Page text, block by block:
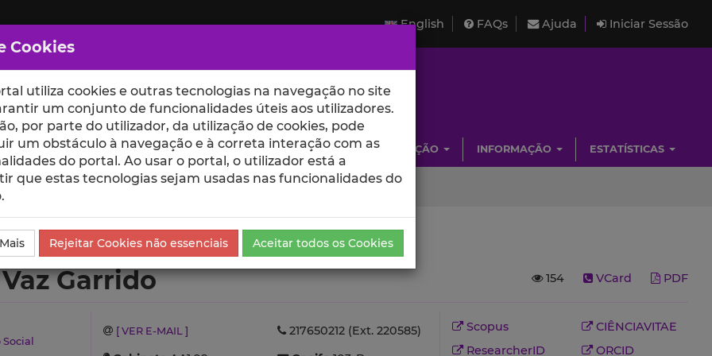
English FAQs Ajuda Iniciar Sessão
ESCOLAS UNIDADES INVESTIGAÇÃO INFORMAÇÃO ESTATÍSTICAS
Projetos de Investigação
154 VCard PDF
Garrido
[ VER E-MAIL ]
217650212 (Ext. 220585)
Scopus
CIÊNCIAVITAE
ResearcherID
ORCID
Cookies
utiliza cookies e outras tecnologias na navegação no site
um conjunto de funcionalidades úteis aos utilizadores.
por parte do utilizador, da utilização de cookies, pode
um obstáculo à navegação e à correta interação com as
do portal. Ao usar o portal, o utilizador está a
que estas tecnologias sejam usadas nas funcionalidades do
Rejeitar Cookies não essenciais Aceitar todos os Cookies